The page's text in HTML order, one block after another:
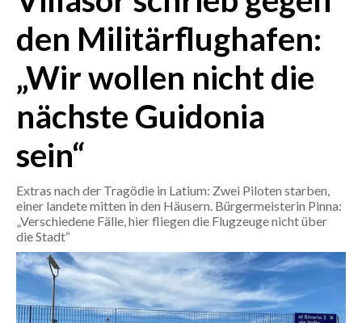
CRONACA
MONDO
POLITICA
ECONOMIA
SERVIZI ALLE IMPRESE
LAVORO
BANDI
SPORT IN SARDEGNA
den Militärflughafen:
„Wir wollen nicht die
nächste Guidonia
sein“
Extras nach der Tragödie in Latium: Zwei Piloten starben,
einer landete mitten in den Häusern. Bürgermeisterin Pinna:
„Verschiedene Fälle, hier fliegen die Flugzeuge nicht über
die Stadt“